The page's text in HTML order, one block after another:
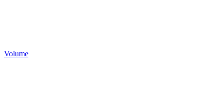
Volume